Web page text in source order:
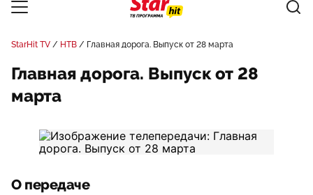
StarHit TV НТВ Главная дорога. Выпуск от 28 марта
Главная дорога. Выпуск от 28
марта
О передаче